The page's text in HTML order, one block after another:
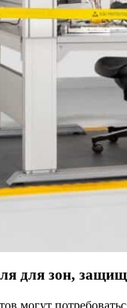
для зон,
могут